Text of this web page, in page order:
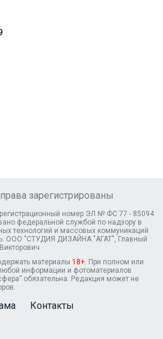
зарегистрированы
номер ЭЛ № ФС 77 - 85094
федеральной службой по надзору в
технологий и массовых коммуникаций
ООО "СТУДИЯ ДИЗАЙНА "АГАТ", Главный
материалы 18+ . При полном или
информации и фотоматериалов
обязательна. Редакция может не
Контакты